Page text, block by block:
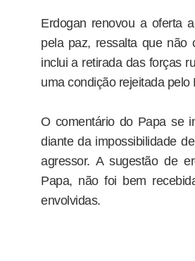
Erdogan renovou a oferta
pela paz, ressalta que não
inclui a retirada das forças
uma condição rejeitada
O comentário do Papa se
diante da impossibilidade
agressor. A sugestão de
Papa, não foi bem
envolvidas.